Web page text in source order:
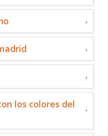
los colores del